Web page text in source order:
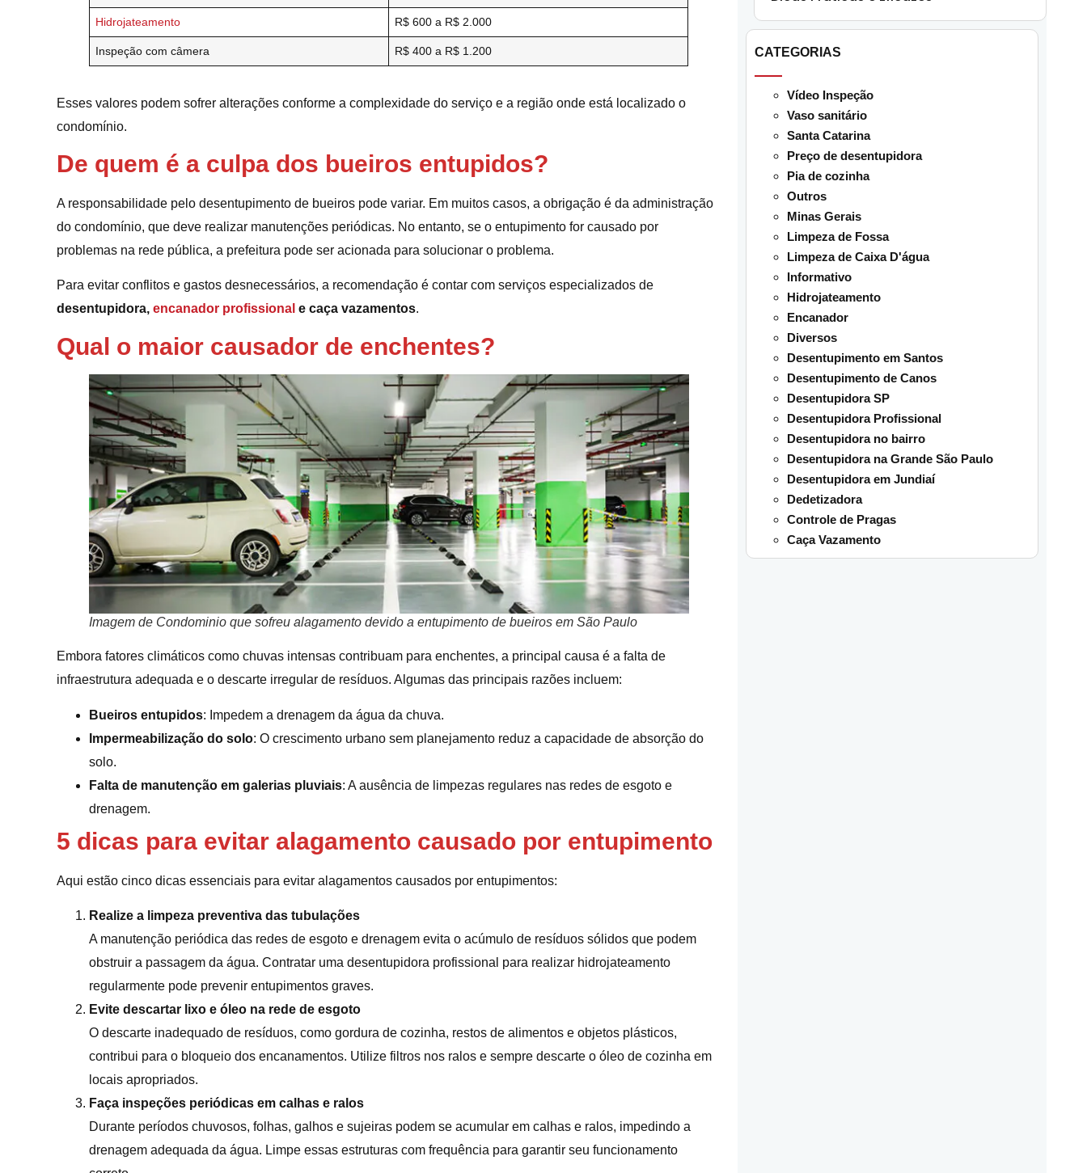
Hidrojateamento R$ 600 a R$ 2.000
Inspeção com câmera R$ 400 a R$ 1.200
Esses valores podem sofrer alterações conforme a complexidade do serviço e a região onde está localizado o
condomínio.
De quem é a culpa dos bueiros entupidos?
A responsabilidade pelo desentupimento de bueiros pode variar. Em muitos casos, a obrigação é da administração
do condomínio, que deve realizar manutenções periódicas. No entanto, se o entupimento for causado por
problemas na rede pública, a prefeitura pode ser acionada para solucionar o problema.
Para evitar conflitos e gastos desnecessários, a recomendação é contar com serviços especializados de
desentupidora, encanador profissional e caça vazamentos.
Qual o maior causador de enchentes?
Imagem de Condominio que sofreu alagamento devido a entupimento de bueiros em São Paulo
Embora fatores climáticos como chuvas intensas contribuam para enchentes, a principal causa é a falta de
infraestrutura adequada e o descarte irregular de resíduos. Algumas das principais razões incluem:
Bueiros entupidos: Impedem a drenagem da água da chuva.
Impermeabilização do solo: O crescimento urbano sem planejamento reduz a capacidade de absorção do
solo.
Falta de manutenção em galerias pluviais: A ausência de limpezas regulares nas redes de esgoto e
drenagem.
5 dicas para evitar alagamento causado por entupimento
Aqui estão cinco dicas essenciais para evitar alagamentos causados por entupimentos:
Realize a limpeza preventiva das tubulações
A manutenção periódica das redes de esgoto e drenagem evita o acúmulo de resíduos sólidos que podem
obstruir a passagem da água. Contratar uma desentupidora profissional para realizar hidrojateamento
regularmente pode prevenir entupimentos graves.
Evite descartar lixo e óleo na rede de esgoto
O descarte inadequado de resíduos, como gordura de cozinha, restos de alimentos e objetos plásticos,
contribui para o bloqueio dos encanamentos. Utilize filtros nos ralos e sempre descarte o óleo de cozinha em
locais apropriados.
Faça inspeções periódicas em calhas e ralos
Durante períodos chuvosos, folhas, galhos e sujeiras podem se acumular em calhas e ralos, impedindo a
drenagem adequada da água. Limpe essas estruturas com frequência para garantir seu funcionamento
CATEGORIAS
Vídeo Inspeção
Vaso sanitário
Santa Catarina
Preço de desentupidora
Pia de cozinha
Outros
Minas Gerais
Limpeza de Fossa
Limpeza de Caixa D'água
Informativo
Hidrojateamento
Encanador
Diversos
Desentupimento em Santos
Desentupimento de Canos
Desentupidora SP
Desentupidora Profissional
Desentupidora no bairro
Desentupidora na Grande São Paulo
Desentupidora em Jundiaí
Dedetizadora
Controle de Pragas
Caça Vazamento